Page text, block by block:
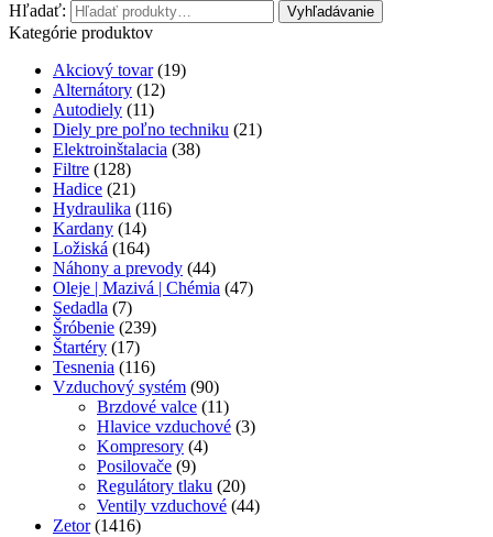
Hľadať:
Vyhľadávanie
Kategórie produktov
Akciový tovar (19)
Alternátory (12)
Autodiely (11)
Diely pre poľno techniku (21)
Elektroinštalacia (38)
Filtre (128)
Hadice (21)
Hydraulika (116)
Kardany (14)
Ložiská (164)
Náhony a prevody (44)
Oleje | Mazivá | Chémia (47)
Sedadla (7)
Šróbenie (239)
Štartéry (17)
Tesnenia (116)
Vzduchový systém (90)
Brzdové valce (11)
Hlavice vzduchové (3)
Kompresory (4)
Posilovače (9)
Regulátory tlaku (20)
Ventily vzduchové (44)
Zetor (1416)